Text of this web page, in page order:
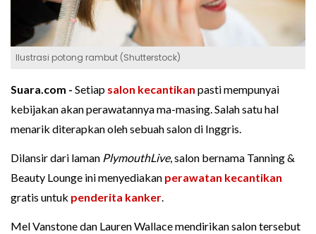
Ilustrasi potong rambut (Shutterstock)
Suara.com - Setiap salon kecantikan pasti mempunyai
kebijakan akan perawatannya ma-masing. Salah satu hal
menarik diterapkan oleh sebuah salon di Inggris.
Dilansir dari laman PlymouthLive, salon bernama Tanning &
Beauty Lounge ini menyediakan perawatan kecantikan
gratis untuk penderita kanker.
Mel Vanstone dan Lauren Wallace mendirikan salon tersebut